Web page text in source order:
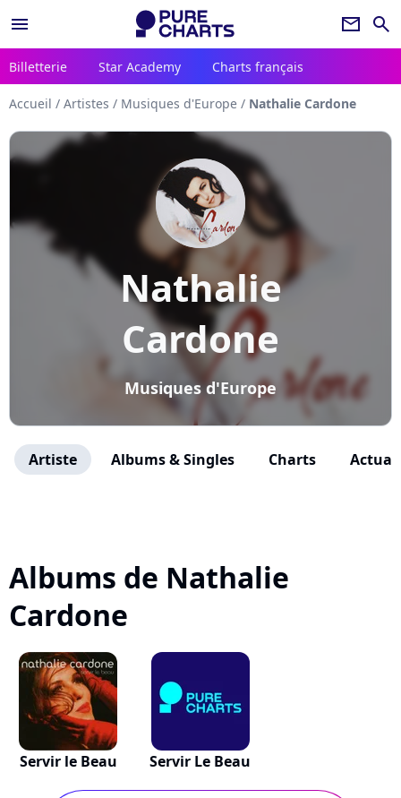
menu newsletter search
Billetterie Star Academy Charts français
Accueil / Artistes / Musiques d'Europe / Nathalie Cardone
Nathalie
Cardone
Musiques d'Europe
Artiste Albums & Singles Charts
Albums de Nathalie
Cardone
Servir le Beau Servir Le Beau